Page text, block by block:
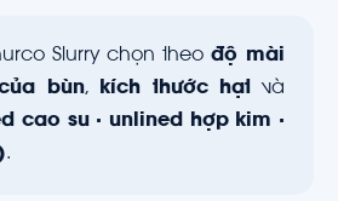
Slurry chọn theođộ mài
bùn, kích thước hạt và
cao su · unlined hợp kim ·
.